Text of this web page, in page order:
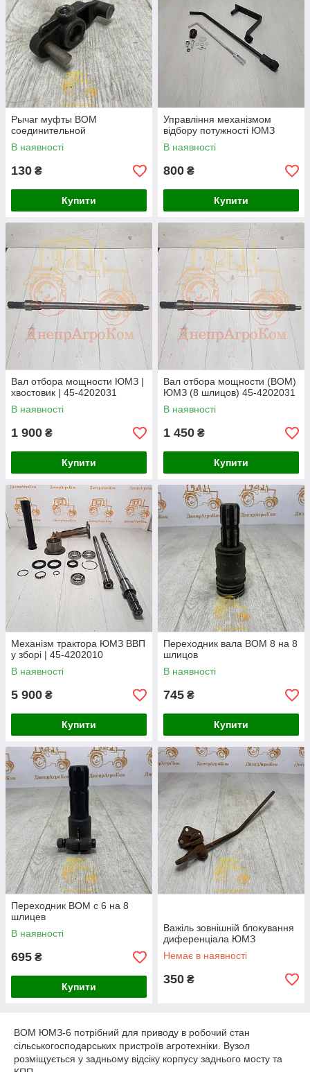
Рычаг муфты ВОМ
соединительной
В наявності
130 ₴
Купити
Управління механізмом
відбору потужності ЮМЗ
В наявності
800 ₴
Купити
Вал отбора мощности ЮМЗ |
хвостовик | 45-4202031
В наявності
1 900 ₴
Купити
Вал отбора мощности (ВОМ)
ЮМЗ (8 шлицов) 45-4202031
В наявності
1 450 ₴
Купити
Механізм трактора ЮМЗ ВВП
у зборі | 45-4202010
В наявності
5 900 ₴
Купити
Переходник вала ВОМ 8 на 8
шлицов
В наявності
745 ₴
Купити
Переходник ВОМ с 6 на 8
шлицев
В наявності
695 ₴
Купити
Важіль зовнішній блокування
диференціала ЮМЗ
Немає в наявності
350 ₴
ВОМ ЮМЗ-6 потрібний для приводу в робочий стан
сільськогосподарських пристроїв агротехніки. Вузол
розміщується у задньому відсіку корпусу заднього мосту та